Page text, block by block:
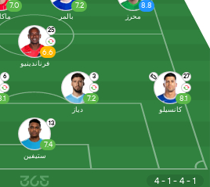
4 - 1 - 4 - 1
13
7.4
ستيفين
6 3
7.2
دياز
27
8.1
كانسيلو
25
6.6
فرناندينيو
7.0 7.2
بالمر
8.8
محرز